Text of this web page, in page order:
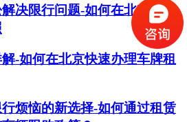
决限行问题-如何在北京合法
-如何在北京快速办理车牌租
烦恼的新选择-如何通过租赁